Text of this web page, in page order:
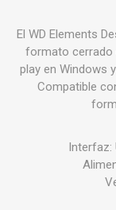
El WD Elements
formato cerrado
play en Windows
Compatible
Interfaz: